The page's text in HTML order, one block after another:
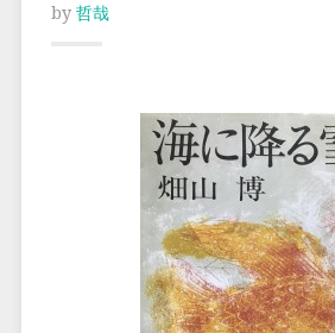
by 哲哉